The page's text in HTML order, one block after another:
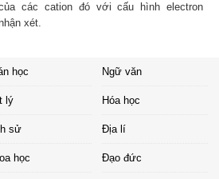
các cation đó với cấu hình electron
xét.
học Ngữ văn
lý Hóa học
sử Địa lí
học Đạo đức